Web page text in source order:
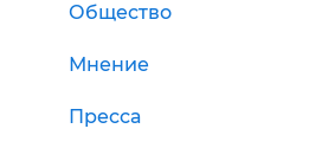
Общество
Мнение
Пресса